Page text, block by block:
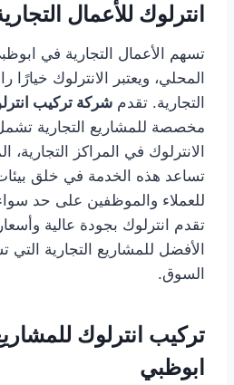
انترلوك للأعمال
تسهم الأعمال التجارية في
المحلي، ويعتبر الانترلوك
التجارية. تقدم شركة تركيب
مخصصة للمشاريع التجارية
الانترلوك في المراكز
تساعد هذه الخدمة في خلق
للعملاء والموظفين على حد
تقدم انترلوك بجودة عالية
الأفضل للمشاريع التجارية
السوق.
تركيب انترلوك
ابوظبي